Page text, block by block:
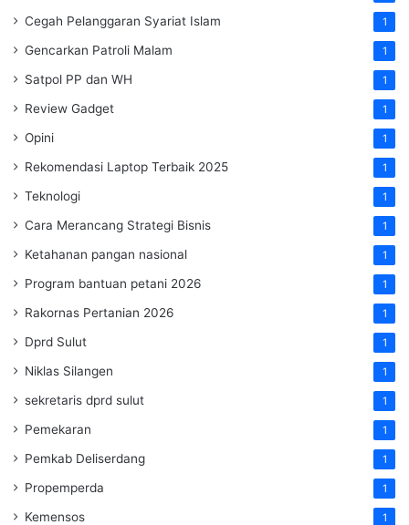
Cegah Pelanggaran Syariat Islam 1
Gencarkan Patroli Malam 1
Satpol PP dan WH 1
Review Gadget 1
Opini 1
Rekomendasi Laptop Terbaik 2025 1
Teknologi 1
Cara Merancang Strategi Bisnis 1
Ketahanan pangan nasional 1
Program bantuan petani 2026 1
Rakornas Pertanian 2026 1
Dprd Sulut 1
Niklas Silangen 1
sekretaris dprd sulut 1
Pemekaran 1
Pemkab Deliserdang 1
Propemperda 1
Kemensos 1